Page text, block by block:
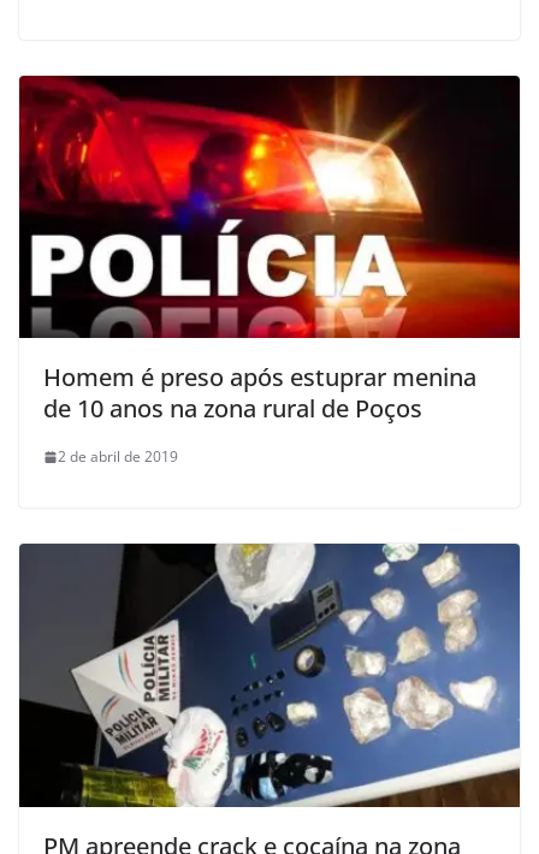
Homem é preso após estuprar menina
de 10 anos na zona rural de Poços
2 de abril de 2019
PM apreende crack e cocaína na zona